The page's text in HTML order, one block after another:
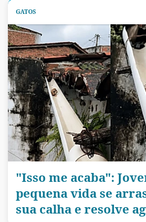
GATOS
"Isso me acaba":
pequena vida se
sua calha e resolve